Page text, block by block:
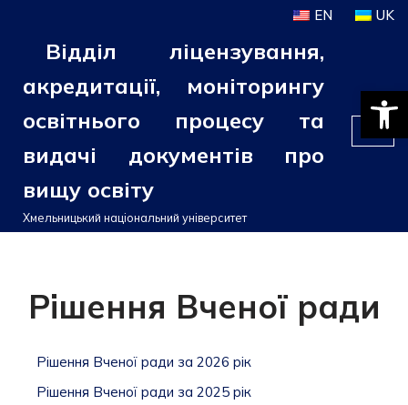
Перейти
вмісту
EN UK
Відділ ліцензування,
акредитації, моніторингу
освітнього процесу та
видачі документів про
вищу освіту
Хмельницький національний університет
Рішення Вченої ради
Рішення Вченої ради за 2026 рік
Рішення Вченої ради за 2025 рік